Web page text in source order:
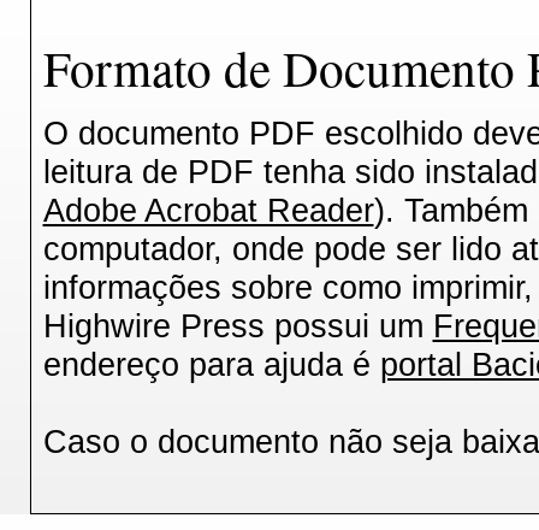
Formato de
O documento PDF escolhido
leitura de PDF tenha sido
Adobe Acrobat Reader).
computador, onde pode ser lido
informações sobre como
Highwire Press possui um
endereço para ajuda é portal
Caso o documento não seja